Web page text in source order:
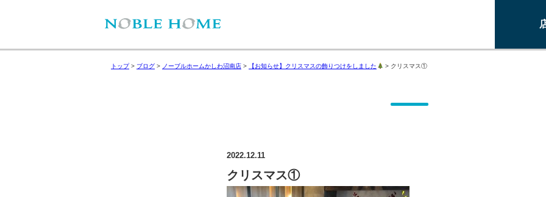
トップ> ブログ > ノーブルホームかしわ沼南店 > 【お知らせ】クリスマスの飾りつけをしました > クリスマス①
2022.12.11
クリスマス①